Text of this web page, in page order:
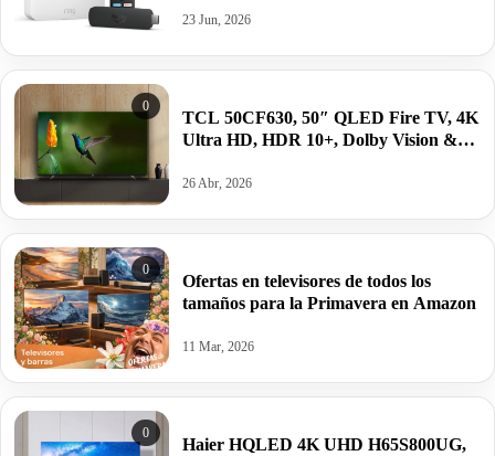
23 Jun, 2026
0
TCL 50CF630, 50″ QLED Fire TV, 4K
Ultra HD, HDR 10+, Dolby Vision &
26 Abr, 2026
0
Ofertas en televisores de todos los
tamaños para la Primavera en Amazon
11 Mar, 2026
0
Haier HQLED 4K UHD H65S800UG,